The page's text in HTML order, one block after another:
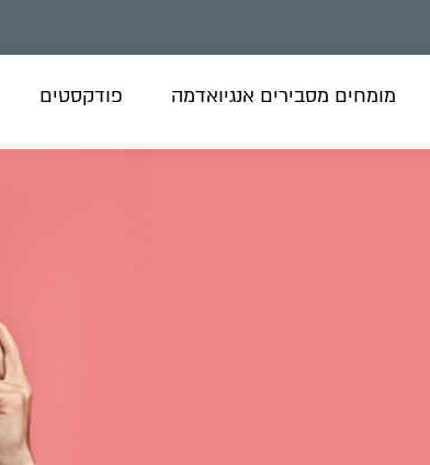
מומחים מסבירים אנגיואדמה פודקסטים